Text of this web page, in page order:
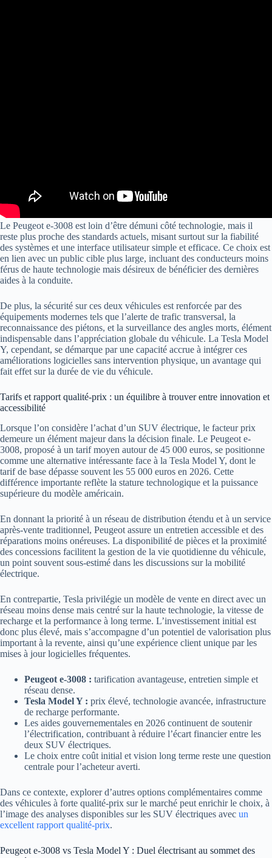
Le Peugeot e-3008 est loin d’être démuni côté technologie, mais il
reste plus proche des standards actuels, misant surtout sur la fiabilité
des systèmes et une interface utilisateur simple et efficace. Ce choix est
en lien avec un public cible plus large, incluant des conducteurs moins
férus de haute technologie mais désireux de bénéficier des dernières
aides à la conduite.
De plus, la sécurité sur ces deux véhicules est renforcée par des
équipements modernes tels que l’alerte de trafic transversal, la
reconnaissance des piétons, et la surveillance des angles morts, élément
indispensable dans l’appréciation globale du véhicule. La Tesla Model
Y, cependant, se démarque par une capacité accrue à intégrer ces
améliorations logicielles sans intervention physique, un avantage qui
fait effet sur la durée de vie du véhicule.
Tarifs et rapport qualité-prix : un équilibre à trouver entre innovation et
accessibilité
Lorsque l’on considère l’achat d’un SUV électrique, le facteur prix
demeure un élément majeur dans la décision finale. Le Peugeot e-
3008, proposé à un tarif moyen autour de 45 000 euros, se positionne
comme une alternative intéressante face à la Tesla Model Y, dont le
tarif de base dépasse souvent les 55 000 euros en 2026. Cette
différence importante reflète la stature technologique et la puissance
supérieure du modèle américain.
En donnant la priorité à un réseau de distribution étendu et à un service
après-vente traditionnel, Peugeot assure un entretien accessible et des
réparations moins onéreuses. La disponibilité de pièces et la proximité
des concessions facilitent la gestion de la vie quotidienne du véhicule,
un point souvent sous-estimé dans les discussions sur la mobilité
électrique.
En contrepartie, Tesla privilégie un modèle de vente en direct avec un
réseau moins dense mais centré sur la haute technologie, la vitesse de
recharge et la performance à long terme. L’investissement initial est
donc plus élevé, mais s’accompagne d’un potentiel de valorisation plus
important à la revente, ainsi qu’une expérience client unique par les
mises à jour logicielles fréquentes.
Peugeot e-3008 : tarification avantageuse, entretien simple et
réseau dense.
Tesla Model Y : prix élevé, technologie avancée, infrastructure
de recharge performante.
Les aides gouvernementales en 2026 continuent de soutenir
l’électrification, contribuant à réduire l’écart financier entre les
deux SUV électriques.
Le choix entre coût initial et vision long terme reste une question
centrale pour l’acheteur averti.
Dans ce contexte, explorer d’autres options complémentaires comme
des véhicules à forte qualité-prix sur le marché peut enrichir le choix, à
l’image des analyses disponibles sur les SUV électriques avec un
excellent rapport qualité-prix.
Peugeot e-3008 vs Tesla Model Y : Duel électrisant au sommet des